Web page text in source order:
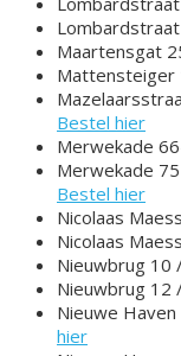
Maartensgat
Mattensteiger
Bestel hier
Merwekade
Merwekade
Bestel hier
Nicolaas
Nicolaas
Nieuwbrug 10
Nieuwbrug 12
Nieuwe Haven
hier